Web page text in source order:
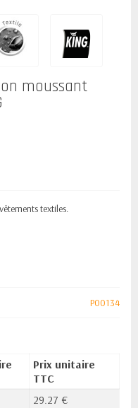
moussant
textiles.
P00134
Prix unitaire
TTC
29.27 €